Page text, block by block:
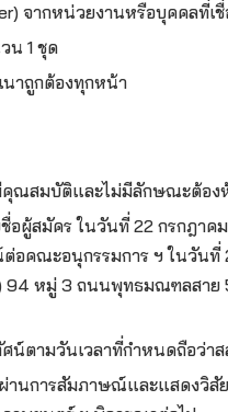
จากหน่วยงานหรือบุคคลที่เชื่
น 1 ชุด
นาถูกต้องทุกหน้า
คุณสมบัติและไม่มีลักษณะต้อง
อผู้สมัคร ในวันที่ 22 กรกฎา
คณะอนุกรรมการ ฯ ในวันที่
หมู่ 3 ถนนพุทธมณฑลสาย
น์ตามวันเวลาที่กำหนดถือว่า
นการสัมภาษณ์และแสดงวิสั